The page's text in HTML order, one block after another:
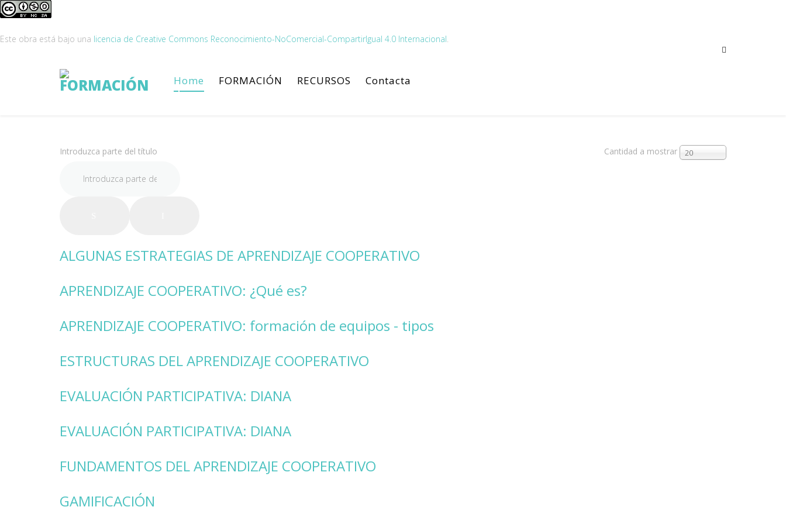
Este obra está bajo una licencia de Creative Commons Reconocimiento-NoComercial-CompartirIgual 4.0 Internacional.
Home FORMACIÓN RECURSOS Contacta
Introduzca parte del título Cantidad a mostrar 20
ALGUNAS ESTRATEGIAS DE APRENDIZAJE COOPERATIVO
APRENDIZAJE COOPERATIVO: ¿Qué es?
APRENDIZAJE COOPERATIVO: formación de equipos - tipos
ESTRUCTURAS DEL APRENDIZAJE COOPERATIVO
EVALUACIÓN PARTICIPATIVA: DIANA
EVALUACIÓN PARTICIPATIVA: DIANA
FUNDAMENTOS DEL APRENDIZAJE COOPERATIVO
GAMIFICACIÓN